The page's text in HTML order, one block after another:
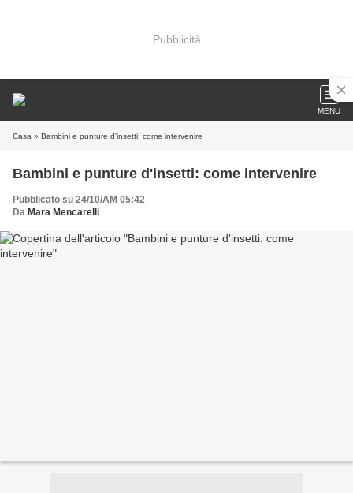
Pubblicità
MENU
Casa » Bambini e punture d'insetti: come intervenire
Bambini e punture d'insetti: come intervenire
Pubblicato su 24/10/AM 05:42
Da Mara Mencarelli